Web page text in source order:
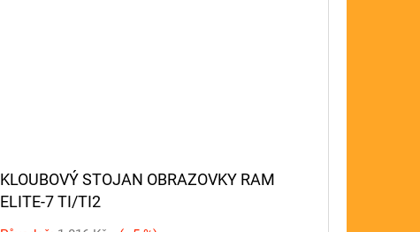
KLOUBOVÝ STOJAN OBRAZOVKY RAM
ELITE-7 TI/TI2